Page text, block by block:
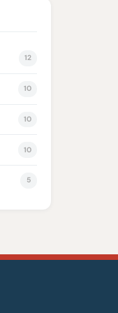
12
10
10
10
5